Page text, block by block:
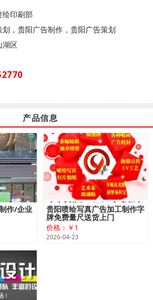
绘印刷部
划，贵阳广告制作，贵阳广告策划
湖区
产品信息
作/企业
贵阳喷绘写真广告加工制作字
牌免费量尺送货上门
价格：￥1
2026-04-23